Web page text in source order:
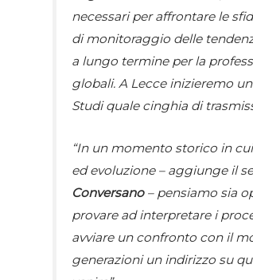
necessari per affrontare le
dimonitoraggio delle
a lungo termine per la
globali. A Lecce inizieremo
Studi quale cinghia di
“In un momento storico in
ed evoluzione – aggiunge il
Conversano–pensiamo sia
provare ad interpretare i
avviare un confronto con il
generazioni un indirizzo su